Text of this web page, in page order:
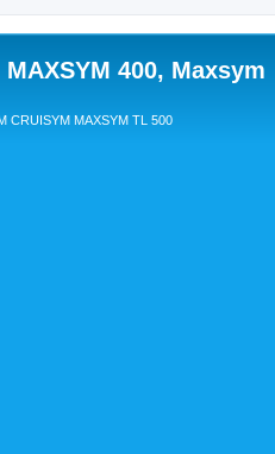
400, Maxsym
CRUISYM MAXSYM TL 500